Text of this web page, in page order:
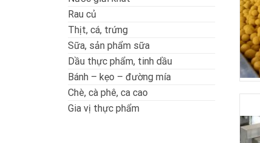
Rau củ
Thịt, cá, trứng
Sữa, sản phẩm sữa
Dầu thực phẩm, tinh dầu
Bánh – kẹo – đường mía
Chè, cà phê, ca cao
Gia vị thực phẩm